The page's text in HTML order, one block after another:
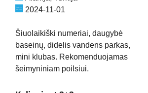
2024-11-01
Šiuolaikiški numeriai, daugybė
baseinų, didelis vandens parkas,
mini klubas. Rekomenduojamas
šeimyniniam poilsiui.